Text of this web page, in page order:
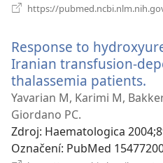
https://
Response to
Iranian transfusion-
thalassemia patients.
Yavarian M, Karimi M,
Giordano PC.
Zdroj‎: Haematologica
Označení‎: PubMed